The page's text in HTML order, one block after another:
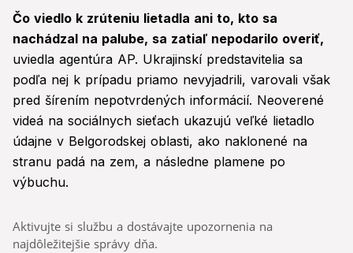
Čo viedlo k zrúteniu lietadla ani to, kto sa
nachádzal na palube, sa zatiaľ nepodarilo overiť,
uviedla agentúra AP. Ukrajinskí predstavitelia sa
podľa nej k prípadu priamo nevyjadrili, varovali však
pred šírením nepotvrdených informácií. Neoverené
videá na sociálnych sieťach ukazujú veľké lietadlo
údajne v Belgorodskej oblasti, ako naklonené na
stranu padá na zem, a následne plamene po
výbuchu.
Aktivujte si službu a dostávajte upozornenia na
najdôležitejšie správy dňa.